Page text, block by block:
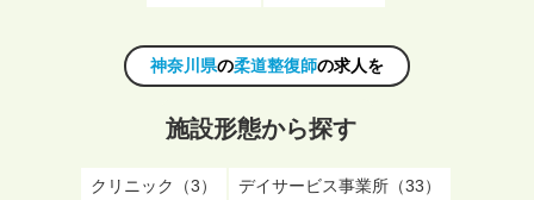
神奈川県の柔道整復師の求人を
施設形態から探す
クリニック（3）
デイサービス事業所（33）